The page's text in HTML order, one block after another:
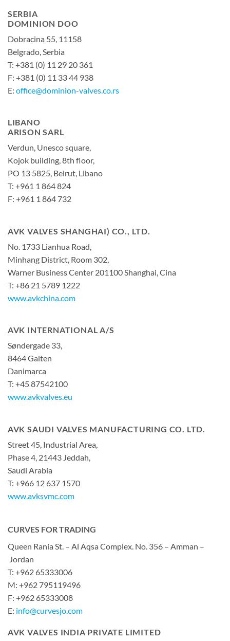
SERBIA
DOMINION DOO
Dobracina 55, 11158
Belgrado, Serbia
T: +381 (0) 11 29 20 361
F: +381 (0) 11 33 44 938
E: office@dominion-valves.co.rs
LIBANO
ARISON SARL
Verdun, Unesco square,
Kojok building, 8th floor,
PO 13 5825, Beirut, Libano
T: +961 1 864 824
F: +961 1 864 732
AVK VALVES SHANGHAI) CO., LTD.
No. 1733 Lianhua Road,
Minhang District, Room 302,
Warner Business Center 201100 Shanghai, Cina
T: +86 21 5789 1222
www.avkchina.com
AVK INTERNATIONAL A/S
Søndergade 33,
8464 Galten
Danimarca
T: +45 87542100
www.avkvalves.eu
AVK SAUDI VALVES MANUFACTURING CO. LTD.
Street 45, Industrial Area,
Phase 4, 21443 Jeddah,
Saudi Arabia
T: +966 12 637 1570
www.avksvmc.com
CURVES FOR TRADING
Queen Rania St. – Al Aqsa Complex. No. 356 – Amman –
Jordan
T: +962 65333006
M: +962 795119496
F: +962 65333008
E: info@curvesjo.com
AVK VALVES INDIA PRIVATE LIMITED